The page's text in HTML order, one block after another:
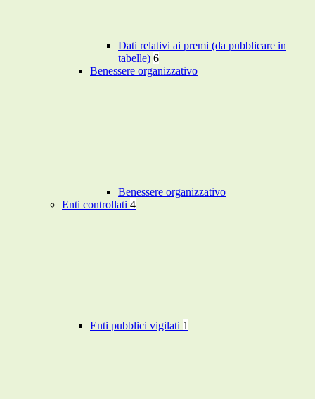
Dati relativi ai premi (da pubblicare in
tabelle) 6
Benessere organizzativo
Benessere organizzativo
Enti controllati 4
Enti pubblici vigilati 1